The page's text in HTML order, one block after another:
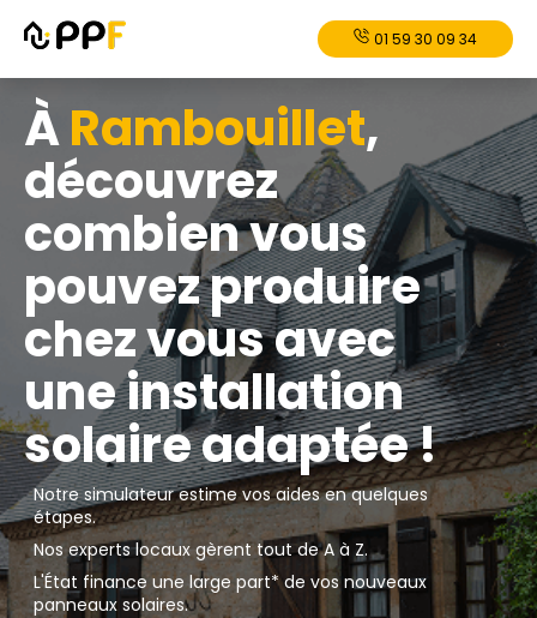
01 59 30 09 34
ÀRambouillet,
découvrez
combien vous
pouvez produire
chez vous avec
une installation
solaire adaptée !
Notre simulateur estime vos aides en quelques
étapes.
Nos experts locaux gèrent tout de A à Z.
L'État finance une large part* de vos nouveaux
panneaux solaires.